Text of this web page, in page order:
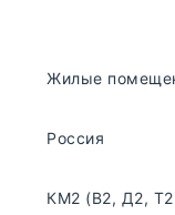
Жилые
Россия
КМ2 (В2, Д2,